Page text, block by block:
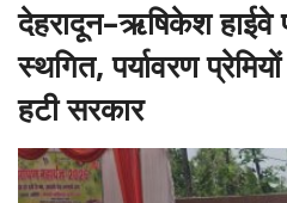
देहरादून–ऋषिकेश हाईवे
स्थगित, पर्यावरण
हटी सरकार